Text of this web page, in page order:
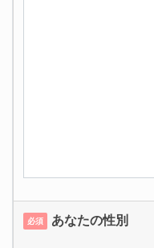
必須 あなたの性別